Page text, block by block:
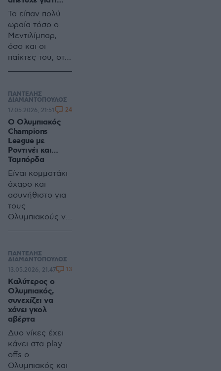
ιστορίες
Τα είπαν πολύ
ωραία τόσο ο
Μεντιλίμπαρ,
όσο και οι
παίκτες του, στο
την ΑΕΚ
ΠΑΝΤΕΛΗΣ
ΔΙΑΜΑΝΤΟΠΟΥΛΟΣ
Ο Ολυμπιακός
Champions
League με
Ροντινέι και…
Ταμπόρδα
Είναι κομματάκι
άχαρο και
ασυνήθιστο για
τους
Ολυμπιακούς να
παίζει σε αγώνα-
φιέστα του
αντιπάλου
17.05.2026, 21:51 24
ΠΑΝΤΕΛΗΣ
ΔΙΑΜΑΝΤΟΠΟΥΛΟΣ
Καλύτερος ο
Ολυμπιακός,
συνεχίζει να
χάνει γκολ
αβέρτα
Δυο νίκες έχει
κάνει στα play
offs ο
Ολυμπιακός και
13.05.2026, 21:47 13